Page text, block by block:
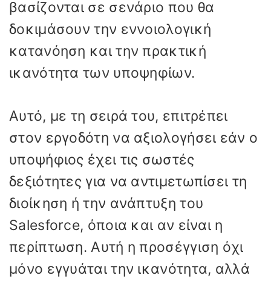
βασίζονται σε σενάριο που θα
δοκιμάσουν την εννοιολογική
κατανόηση και την πρακτική
ικανότητα των υποψηφίων.
Αυτό, με τη σειρά του, επιτρέπει
στον εργοδότη να αξιολογήσει εάν ο
υποψήφιος έχει τις σωστές
δεξιότητες για να αντιμετωπίσει τη
διοίκηση ή την ανάπτυξη του
Salesforce, όποια και αν είναι η
περίπτωση. Αυτή η προσέγγιση όχι
μόνο εγγυάται την ικανότητα, αλλά